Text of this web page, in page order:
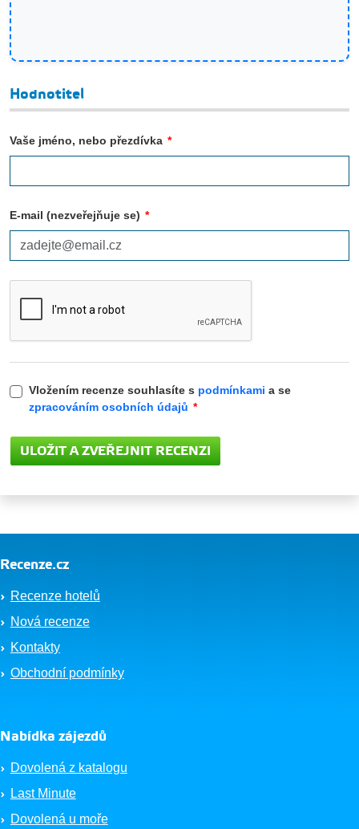
Hodnotitel
Vaše jméno, nebo přezdívka *
E-mail (nezveřejňuje se) *
Vložením recenze souhlasíte s podmínkami a se
zpracováním osobních údajů *
Recenze.cz
Recenze hotelů
Nová recenze
Kontakty
Obchodní podmínky
Nabídka zájezdů
Dovolená z katalogu
Last Minute
Dovolená u moře